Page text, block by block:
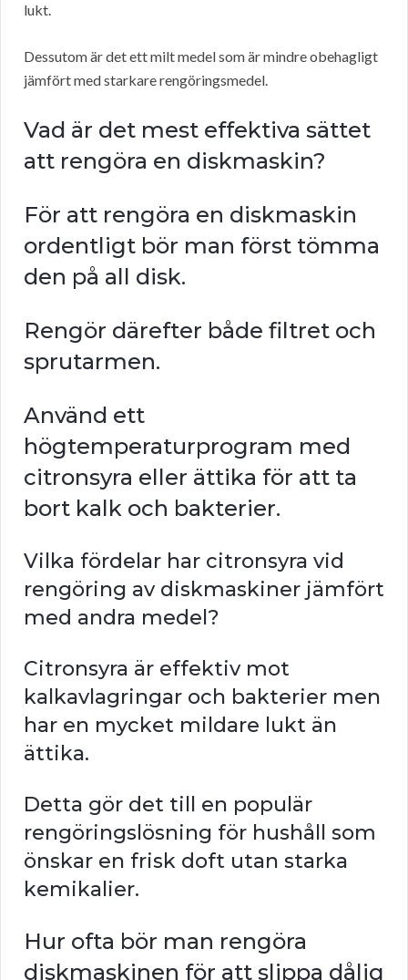
lukt.
Dessutom är det ett milt medel som är mindre obehagligt
jämfört med starkare rengöringsmedel.
Vad är det mest effektiva sättet
att rengöra en diskmaskin?
För att rengöra en diskmaskin
ordentligt bör man först tömma
den på all disk.
Rengör därefter både filtret och
sprutarmen.
Använd ett
högtemperaturprogram med
citronsyra eller ättika för att ta
bort kalk och bakterier.
Vilka fördelar har citronsyra vid
rengöring av diskmaskiner jämfört
med andra medel?
Citronsyra är effektiv mot
kalkavlagringar och bakterier men
har en mycket mildare lukt än
ättika.
Detta gör det till en populär
rengöringslösning för hushåll som
önskar en frisk doft utan starka
kemikalier.
Hur ofta bör man rengöra
diskmaskinen för att slippa dålig